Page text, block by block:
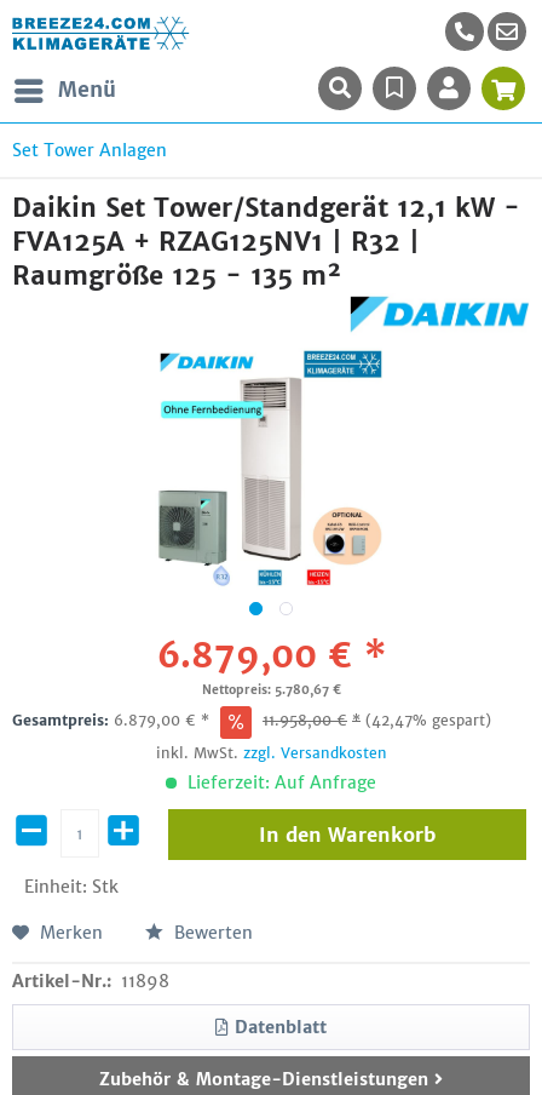
Menü
Set Tower Anlagen
Daikin Set Tower/Standgerät 12,1 kW -
FVA125A + RZAG125NV1 | R32 |
Raumgröße 125 - 135 m²
6.879,00 € *
Nettopreis: 5.780,67 €
Gesamtpreis: 6.879,00 € * 11.958,00€ * (42,47% gespart)
inkl. MwSt. zzgl. Versandkosten
Lieferzeit: Auf Anfrage
Einheit: Stk
In den Warenkorb
Merken Bewerten
Artikel-Nr.: 11898
Datenblatt
Zubehör & Montage-Dienstleistungen